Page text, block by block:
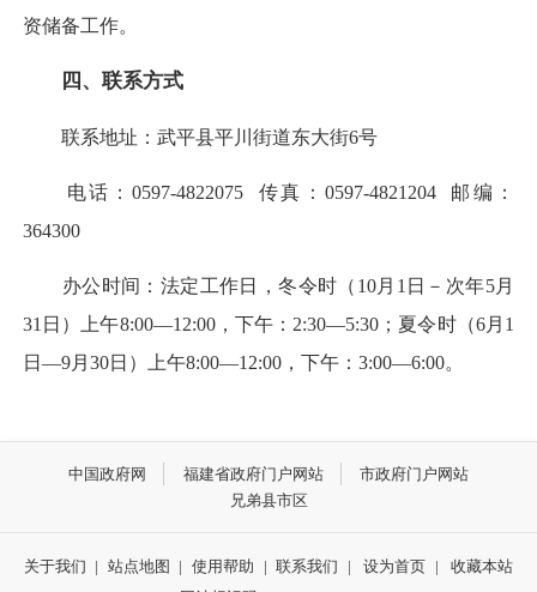
资储备工作。
四、联系方式
联系地址：武平县平川街道东大街6号
电话：0597-4822075 传真：0597-4821204 邮编：
364300
办公时间：法定工作日，冬令时（10月1日－次年5月
31日）上午8:00—12:00，下午：2:30—5:30；夏令时（6月1
日—9月30日）上午8:00—12:00，下午：3:00—6:00。
中国政府网 福建省政府门户网站
市政府门户网站
兄弟县市区
关于我们 | 站点地图 | 使用帮助 | 联系我们 | 设为首页 |
收藏本站